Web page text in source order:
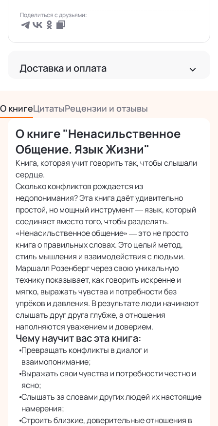
Поделиться с друзьями:
Доставка и оплата
Бесплатная доставка по РФ
Бесплатная доставка за рубеж от 2 000 руб.
Международная доставка почтой
Точная стоимость расчитывается при оформлении заказа
Оплата
Наличными или картой курьеру при получении
Безопасная оплата банковскими картами
онлайн
О книгеЦитатыРецензии и отзывы
О книге "Ненасильственное
Общение. Язык Жизни"
Книга, которая учит говорить так, чтобы слышали
сердце.
Сколько конфликтов рождается из
недопонимания? Эта книга даёт удивительно
простой, но мощный инструмент — язык, который
соединяет вместо того, чтобы разделять.
«Ненасильственное общение» — это не просто
книга о правильных словах. Это целый метод,
стиль мышления и взаимодействия с людьми.
Маршалл Розенберг через свою уникальную
технику показывает, как говорить искренне и
мягко, выражать чувства и потребности без
упрёков и давления. В результате люди начинают
слышать друг друга глубже, а отношения
наполняются уважением и доверием.
Чему научит вас эта книга:
Превращать конфликты в диалог и
взаимопонимание;
Выражать свои чувства и потребности честно и
ясно;
Слышать за словами других людей их настоящие
намерения;
Строить близкие, доверительные отношения в